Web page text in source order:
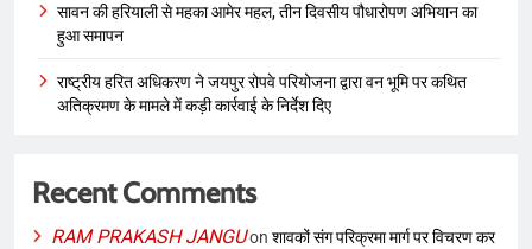
सावन की हरियाली से महका आमेर महल, तीन दिवसीय पौधारोपण अभियान का
हुआ समापन
राष्ट्रीय हरित अधिकरण ने जयपुर रोपवे परियोजना द्वारा वन भूमि पर कथित
अतिक्रमण के मामले में कड़ी कार्रवाई के निर्देश दिए
Recent Comments
RAM PRAKASH JANGUon शावकों संग परिक्रमा मार्ग पर विचरण कर